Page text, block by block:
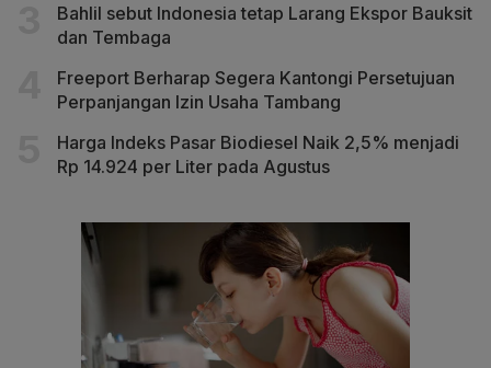
Bahlil sebut Indonesia tetap Larang Ekspor Bauksit
dan Tembaga
Freeport Berharap Segera Kantongi Persetujuan
Perpanjangan Izin Usaha Tambang
Harga Indeks Pasar Biodiesel Naik 2,5% menjadi
Rp 14.924 per Liter pada Agustus